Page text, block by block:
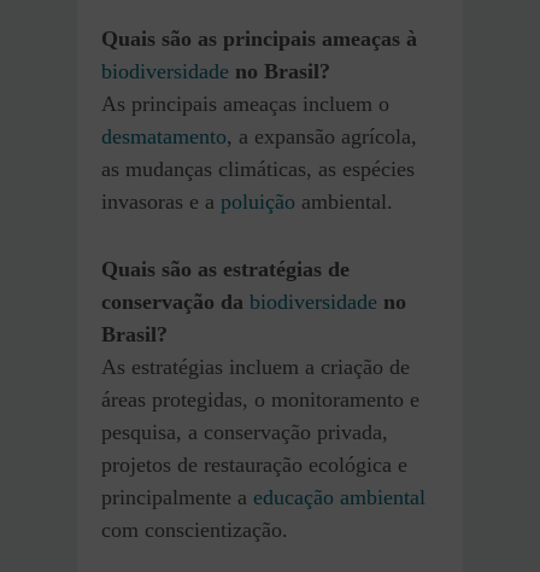
Quais são as principais ameaças à
biodiversidade no Brasil?
As principais ameaças incluem o
desmatamento, a expansão agrícola,
as mudanças climáticas, as espécies
invasoras e a poluição ambiental.
Quais são as estratégias de
conservação da biodiversidade no
Brasil?
As estratégias incluem a criação de
áreas protegidas, o monitoramento e
pesquisa, a conservação privada,
projetos de restauração ecológica e
principalmente a educação ambiental
com conscientização.